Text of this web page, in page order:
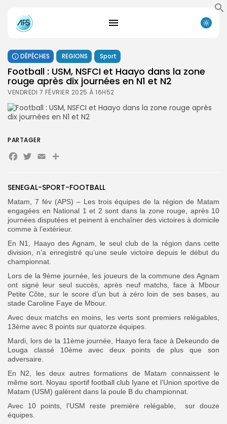
Search
for:
Search
FR
DÉPÊCHES REGIONS Sport
Football : USM, NSFCI et Haayo dans la zone
rouge après dix journées en N1 et N2
VENDREDI 7 FÉVRIER 2025 À 16H52
SENEGAL-SPORT-FOOTBALL
Matam, 7 fév (APS) – Les trois équipes de la région de Matam
engagées en National 1 et 2 sont dans la zone rouge, après 10
journées disputées et peinent à enchaîner des victoires à domicile
comme à l’extérieur.
En N1, Haayo des Agnam, le seul club de la région dans cette
division, n’a enregistré qu’une seule victoire depuis le début du
championnat.
Lors de la 9ème journée, les joueurs de la commune des Agnam
ont signé leur seul succès, après neuf matchs, face à Mbour
Petite Côte, sur le score d’un but à zéro loin de ses bases, au
stade Caroline Faye de Mbour.
Avec deux matchs en moins, les verts sont premiers relégables,
13ème avec 8 points sur quatorze équipes.
Mardi, lors de la 11ème journée, Haayo fera face à Dekeundo de
Louga classé 10ème avec deux points de plus que son
adversaire.
En N2, les deux autres formations de Matam connaissent le
même sort. Noyau sportif football club Iyane et l’Union sportive de
Matam (USM) galèrent dans la poule B du championnat.
Avec 10 points, l’USM reste première relégable, sur douze
équipes.
PARTAGER
Facebook
Twitter
EmailPartager